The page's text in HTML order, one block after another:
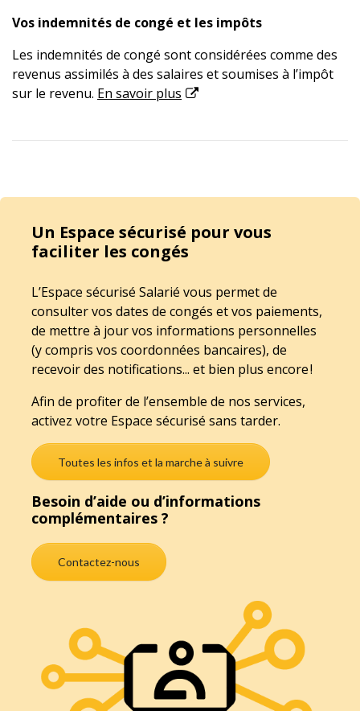
Vos indemnités de congé et les impôts
Les indemnités de congé sont considérées comme des
revenus assimilés à des salaires et soumises à l’impôt
sur le revenu. En savoir plus
Un Espace sécurisé pour vous
faciliter les congés
L’Espace sécurisé Salarié vous permet de
consulter vos dates de congés et vos paiements,
de mettre à jour vos informations personnelles
(y compris vos coordonnées bancaires), de
recevoir des notifications... et bien plus encore !
Afin de profiter de l’ensemble de nos services,
activez votre Espace sécurisé sans tarder.
Toutes les infos et la marche à suivre
Besoin d’aide ou d’informations
complémentaires ?
Contactez-nous